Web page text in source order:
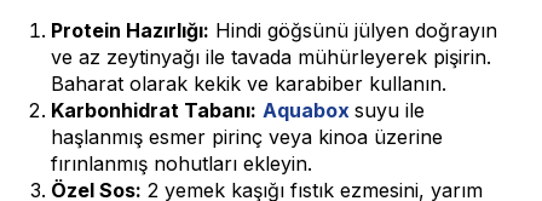
Protein Hazırlığı: Hindi göğsünü jülyen doğrayın
ve az zeytinyağı ile tavada mühürleyerek pişirin.
Baharat olarak kekik ve karabiber kullanın.
Karbonhidrat Tabanı: Aquabox suyu ile
haşlanmış esmer pirinç veya kinoa üzerine
fırınlanmış nohutları ekleyin.
Özel Sos: 2 yemek kaşığı fıstık ezmesini, yarım